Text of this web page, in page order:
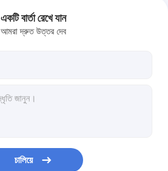
একটি বার্তা রেখে যান
আমরা দ্রুত উত্তর দেব
চালিয়ে